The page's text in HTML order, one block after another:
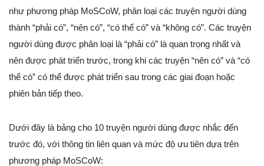
như phương pháp MoSCoW, phân loại các truyện người dùng
thành “phải có”, “nên có”, “có thể có” và “không có”. Các truyện
người dùng được phân loại là “phải có” là quan trọng nhất và
nên được phát triển trước, trong khi các truyện “nên có” và “có
thể có” có thể được phát triển sau trong các giai đoạn hoặc
phiên bản tiếp theo.
Dưới đây là bảng cho 10 truyện người dùng được nhắc đến
trước đó, với thông tin liên quan và mức độ ưu tiên dựa trên
phương pháp MoSCoW: